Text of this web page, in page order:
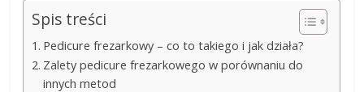
Spis treści
Pedicure frezarkowy – co to takiego i jak działa?
Zalety pedicure frezarkowego w porównaniu do
innych metod